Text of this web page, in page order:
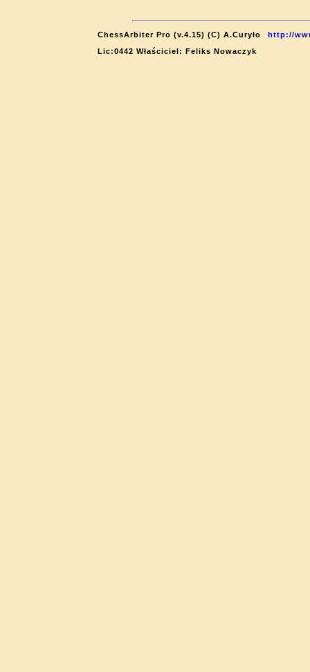
ChessArbiter Pro (v.4.15) (C) A.Curyło
http://
Lic:0442 Właściciel: Feliks Nowaczyk